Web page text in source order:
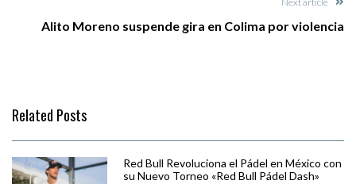
Alito Moreno suspende gira en Colima por violencia
Related Posts
Red Bull Revoluciona el Pádel en México con
su Nuevo Torneo «Red Bull Pádel Dash»